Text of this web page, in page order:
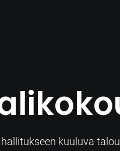
kuuluva